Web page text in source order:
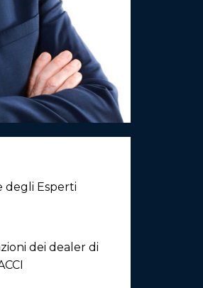
degli Esperti
dei dealer di